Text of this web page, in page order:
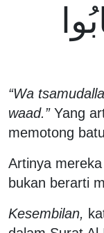
“Wa
waad.”Yang
memotong
Artinya
bukan berarti
Kesembilan,